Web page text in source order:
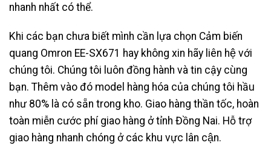
nhanh nhất có thể.
Khi các bạn chưa biết mình cần lựa chọn Cảm biến
quang Omron EE-SX671 hay không xin hãy liên hệ với
chúng tôi. Chúng tôi luôn đồng hành và tin cậy cùng
bạn. Thêm vào đó model hàng hóa của chúng tôi hầu
như 80% là có sẵn trong kho. Giao hàng thần tốc, hoàn
toàn miễn cước phí giao hàng ở tỉnh Đồng Nai. Hỗ trợ
giao hàng nhanh chóng ở các khu vực lân cận.